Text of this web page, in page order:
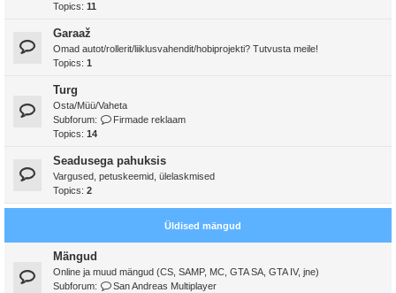
Topics: 11
Garaaž
Omad autot/rollerit/liiklusvahendit/hobiprojekti? Tutvusta meile!
Topics: 1
Turg
Osta/Müü/Vaheta
Subforum:
Firmade reklaam
Topics: 14
Seadusega pahuksis
Vargused, petuskeemid, ülelaskmised
Topics: 2
Üldised mängud
Mängud
Online ja muud mängud (CS, SAMP, MC, GTA SA, GTA IV, jne)
Subforum:
San Andreas Multiplayer